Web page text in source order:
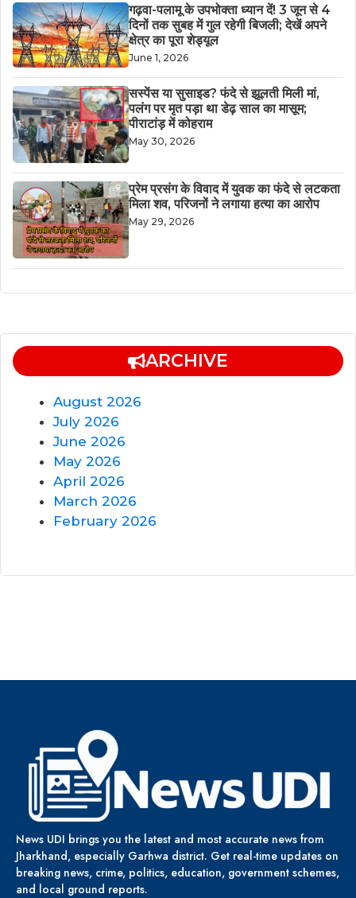
गढ़वा-पलामू के उपभोक्ता ध्यान दें! 3 जून से 4
दिनों तक सुबह में गुल रहेगी बिजली; देखें अपने
क्षेत्र का पूरा शेड्यूल
June 1, 2026
सस्पेंस या सुसाइड? फंदे से झूलती मिली मां,
पलंग पर मृत पड़ा था डेढ़ साल का मासूम;
पीराटांड़ में कोहराम
May 30, 2026
​प्रेम प्रसंग के विवाद में युवक का फंदे से लटकता
मिला शव, परिजनों ने लगाया हत्या का आरोप
May 29, 2026
ARCHIVE
August 2026
July 2026
June 2026
May 2026
April 2026
March 2026
February 2026
News UDI brings you the latest and most accurate news from
Jharkhand, especially Garhwa district. Get real-time updates on
breaking news, crime, politics, education, government schemes,
and local ground reports.